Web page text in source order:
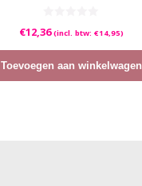
v
5
€12,36 (incl. btw: €14,95)
Toevoegen aan winkelwagen